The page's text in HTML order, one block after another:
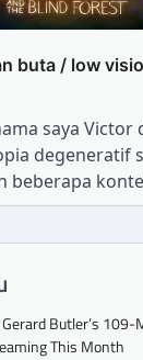
buta / low
saya Victor
degeneratif
beberapa
Gerard Butler’s
This Month